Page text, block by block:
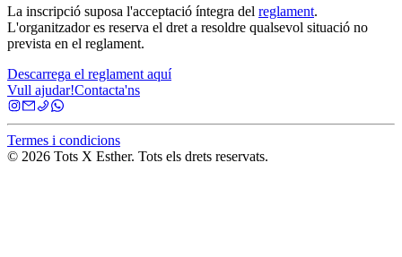
La inscripció suposa l'acceptació íntegra del reglament.
L'organitzador es reserva el dret a resoldre qualsevol situació no
prevista en el reglament.
Descarrega el reglament aquí
Vull ajudar!Contacta'ns
Termes i condicions
© 2026 Tots X Esther. Tots els drets reservats.